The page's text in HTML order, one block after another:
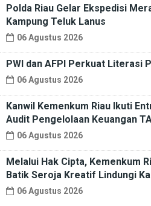
Polda Riau Gelar Ekspedisi
Kampung Teluk Lanus
06 Agustus 2026
PWI dan AFPI Perkuat Literasi
06 Agustus 2026
Kanwil Kemenkum Riau Ikuti
Audit Pengelolaan Keuangan
06 Agustus 2026
Melalui Hak Cipta, Kemenkum
Batik Seroja Kreatif Lindungi
06 Agustus 2026